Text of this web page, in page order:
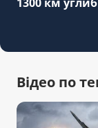
1300 км
Відео по